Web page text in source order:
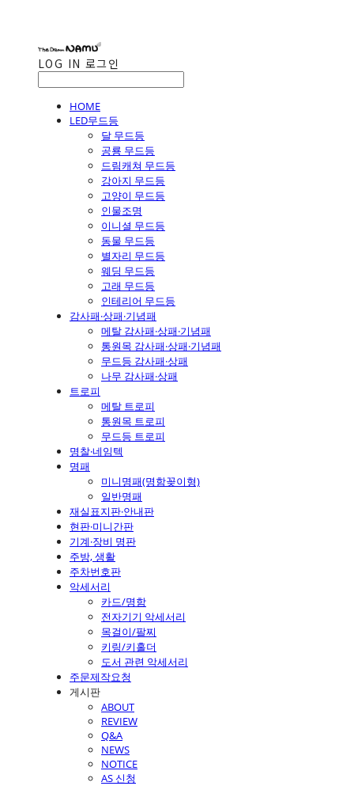
LOG IN 로그인
HOME
LED무드등
달 무드등
공룡 무드등
드림캐쳐 무드등
강아지 무드등
고양이 무드등
인물조명
이니셜 무드등
동물 무드등
별자리 무드등
웨딩 무드등
고래 무드등
인테리어 무드등
감사패·상패·기념패
메탈 감사패·상패·기념패
통원목 감사패·상패·기념패
무드등 감사패·상패
나무 감사패·상패
트로피
메탈 트로피
통원목 트로피
무드등 트로피
명찰·네임텍
명패
미니명패(명함꽂이형)
일반명패
재실표지판·안내판
현판·미니간판
기계·장비 명판
주방, 생활
주차번호판
악세서리
카드/명함
전자기기 악세서리
목걸이/팔찌
키링/키홀더
도서 관련 악세서리
주문제작요청
게시판
ABOUT
REVIEW
Q&A
NEWS
NOTICE
AS 신청